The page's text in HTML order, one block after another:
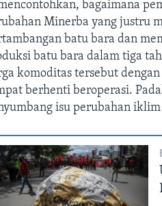
bagaimana
Minerba yang justru
batu bara dan
batu bara dalam tiga
komoditas tersebut
berhenti beroperasi.
isu perubahan